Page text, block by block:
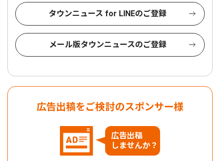
タウンニュース for LINEのご登録
メール版タウンニュースのご登録
広告出稿をご検討のスポンサー様
広告出稿
しませんか？